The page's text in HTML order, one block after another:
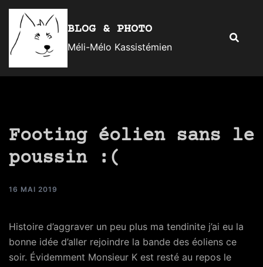
Aller
contenu
BLOG & PHOTO
Méli-Mélo Kassistémien
Footing éolien sans le
poussin :(
16 MAI 2019
Histoire d’aggraver un peu plus ma tendinite j’ai eu la
bonne idée d’aller rejoindre la bande des éoliens ce
soir. Évidemment Monsieur K est resté au repos le